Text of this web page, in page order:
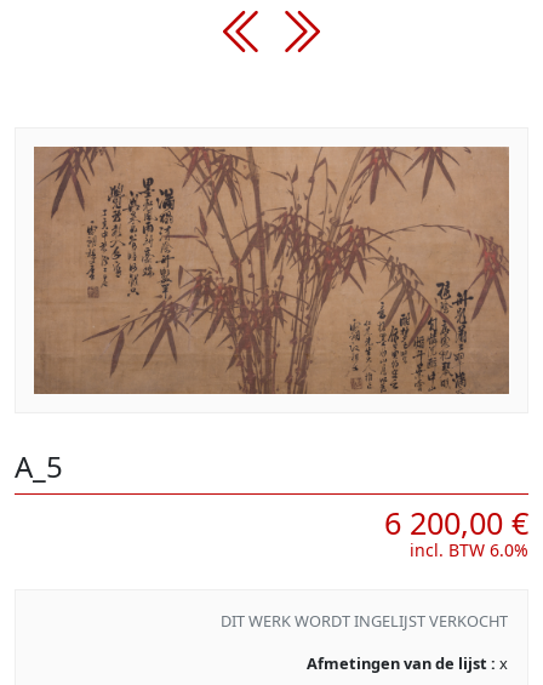
A_5
6 200,00 €
incl. BTW 6.0%
DIT WERK WORDT INGELIJST VERKOCHT
Afmetingen van de lijst : x